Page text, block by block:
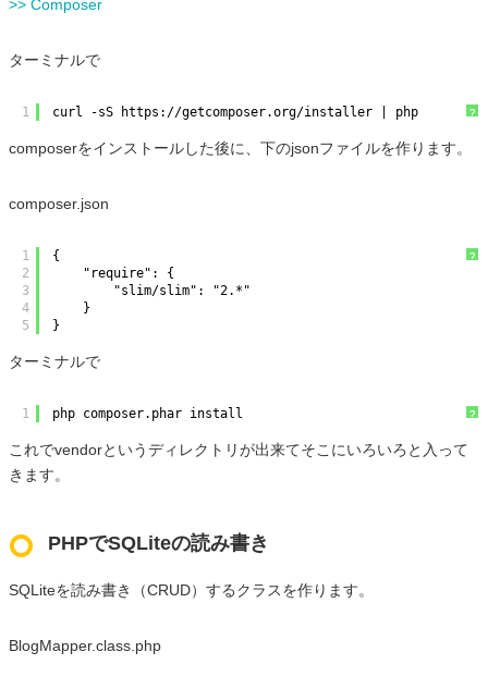
>> Composer
ターミナルで
?
1 curl -sS https://getcomposer.org/installer | php
composerをインストールした後に、下のjsonファイルを作ります。
composer.json
?
1
2
3
4
5
{
"require": {
"slim/slim": "2.*"
}
}
ターミナルで
?
1 php composer.phar install
これでvendorというディレクトリが出来てそこにいろいろと入って
きます。
PHPでSQLiteの読み書き
SQLiteを読み書き（CRUD）するクラスを作ります。
BlogMapper.class.php